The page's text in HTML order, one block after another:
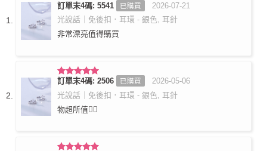
評分5滿
分 5
訂單末4碼: 5541 已購買
2026-07-21
光說話｜免後扣．耳環 - 銀色, 耳針
非常漂亮值得購買
評分5滿
分 5
訂單末4碼: 2506 已購買
2026-05-06
光說話｜免後扣．耳環 - 銀色, 耳針
物超所值👍🏻